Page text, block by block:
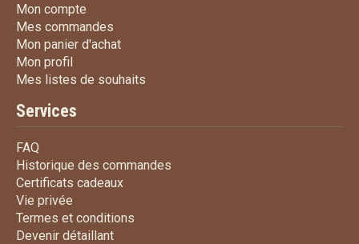
Mon compte
Mes commandes
Mon panier d'achatMon panier d'achat
Mon profil
Mes listes de souhaits
Services
FAQ
Historique des commandes
Certificats cadeauxCertificats cadeaux
Vie privée
Termes et conditions
Devenir détaillantDevenir détaillant